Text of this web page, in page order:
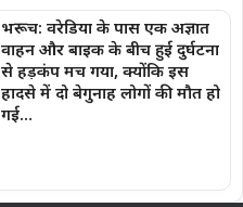
भरूच: वरेडिया के पास एक अज्ञात
वाहन और बाइक के बीच हुई दुर्घटना
से हड़कंप मच गया, क्योंकि इस
हादसे में दो बेगुनाह लोगों की मौत हो
गई…